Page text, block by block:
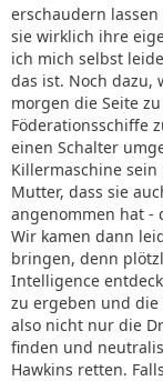
erschaudern
sie wirklich ihre
ich mich selbst
das ist. Noch dazu,
morgen die Seite
Föderationsschiffe
einen Schalter
Killermaschine
Mutter, dass sie
angenommen hat -
Wir kamen dann
bringen, denn
Intelligence
zu ergeben und
also nicht nur die
finden und
Hawkins retten.